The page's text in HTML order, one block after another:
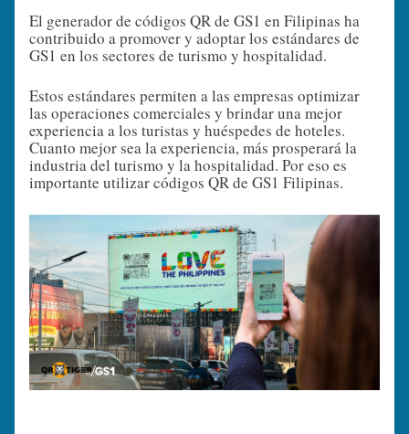
El generador de códigos QR de GS1 en Filipinas ha
contribuido a promover y adoptar los estándares de
GS1 en los sectores de turismo y hospitalidad.
Estos estándares permiten a las empresas optimizar
las operaciones comerciales y brindar una mejor
experiencia a los turistas y huéspedes de hoteles.
Cuanto mejor sea la experiencia, más prosperará la
industria del turismo y la hospitalidad. Por eso es
importante utilizar códigos QR de GS1 Filipinas.